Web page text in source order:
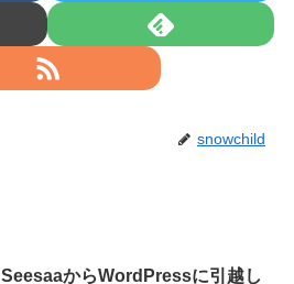
snowchild
SeesaaからWordPressに引越し